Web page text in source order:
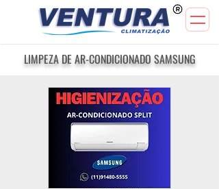
LIMPEZA DE AR-CONDICIONADO SAMSUNG